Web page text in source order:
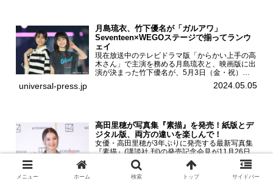
月島琉衣、竹下優名が「ガルアワ」
Seventeen×WEGOステージで揃ってランウ
ェイ
現在放送中のテレビドラマ版「からかい上手の高
木さん」で主演を務める月島琉衣と、映画版に出
演が決まった竹下優名が、5月3日（金・祝）東
京・国立代々木競技場第一体育館で開催されたフ
ァッション&音楽イベント『Rakuten GirlsAward
universal-press.jp 2024.05.05
高田里穂が写真集『素描』を発売！紙版とデ
ジタル版、両方の違いを楽しんで！
女優・高田里穂が3年ぶりに発売する最新写真集
『素描』(講談社 刊)の発売記念会見が11月26日
（水）都内で開催された。高田里穂 写真集『素
描』発売記念会見現在、ドラマDiVE『悪いのは
あなたです』(読売テレビ)に出演するなど女優と
universal-press.jp 2025.11.26
メニュー ホーム 検索 トップ サイドバー